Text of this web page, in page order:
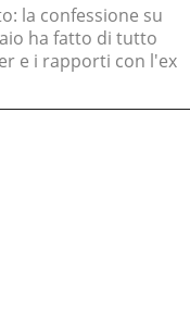
la confessione su
ha fatto di tutto
e i rapporti con l'ex